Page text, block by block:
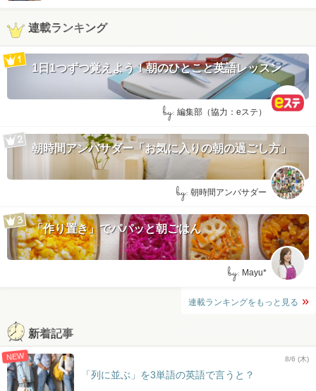
連載ランキング
1日1つずつ覚えよう！朝のひとこと英語レッスン
by: 編集部（協力：eステ）
朝時間アンバサダー「お気に入りの朝の過ごし方」
by: 朝時間アンバサダー
「作り置き」でパパッと朝ごはん
by: Mayu*
連載ランキングをもっと見る
新着記事
NEW 8/6 (木)
「列に並ぶ」を3単語の英語で言うと？